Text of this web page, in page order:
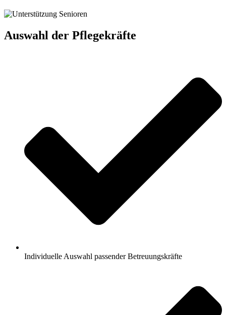
Auswahl der Pflegekräfte
Individuelle Auswahl passender Betreuungskräfte